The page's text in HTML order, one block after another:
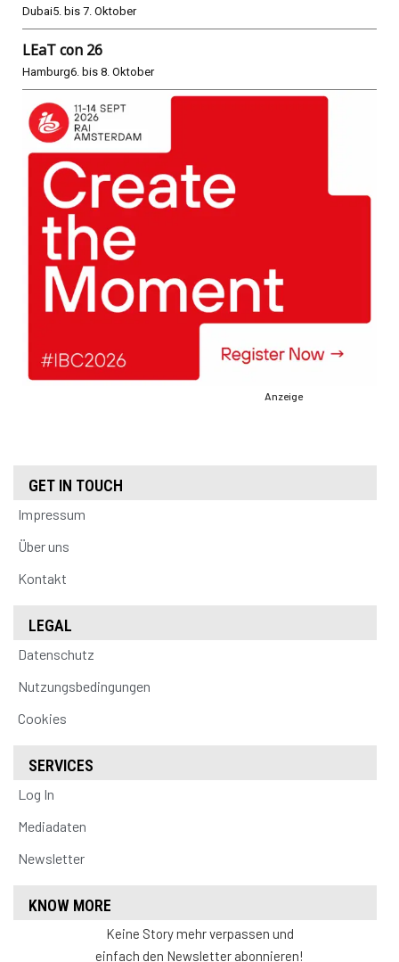
Dubai5. bis 7. Oktober
LEaT con 26
Hamburg6. bis 8. Oktober
Anzeige
GET IN TOUCH
Impressum
Über uns
Kontakt
LEGAL
Datenschutz
Nutzungsbedingungen
Cookies
SERVICES
Log In
Mediadaten
Newsletter
KNOW MORE
Keine Story mehr verpassen und
einfach den Newsletter abonnieren!